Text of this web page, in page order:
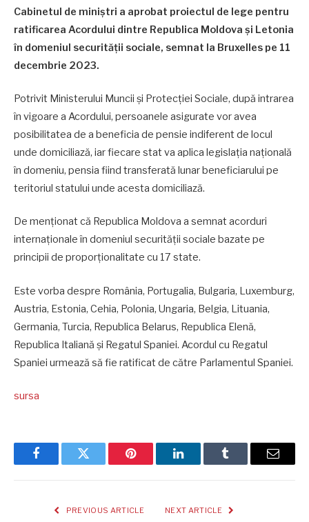
Cabinetul de miniștri a aprobat proiectul de lege pentru
ratificarea Acordului dintre Republica Moldova și Letonia
în domeniul securității sociale, semnat la Bruxelles pe 11
decembrie 2023.
Potrivit Ministerului Muncii și Protecției Sociale, după intrarea
în vigoare a Acordului, persoanele asigurate vor avea
posibilitatea de a beneficia de pensie indiferent de locul
unde domiciliază, iar fiecare stat va aplica legislația națională
în domeniu, pensia fiind transferată lunar beneficiarului pe
teritoriul statului unde acesta domiciliază.
De menționat că Republica Moldova a semnat acorduri
internaționale în domeniul securității sociale bazate pe
principii de proporționalitate cu 17 state.
Este vorba despre România, Portugalia, Bulgaria, Luxemburg,
Austria, Estonia, Cehia, Polonia, Ungaria, Belgia, Lituania,
Germania, Turcia, Republica Belarus, Republica Elenă,
Republica Italiană și Regatul Spaniei. Acordul cu Regatul
Spaniei urmează să fie ratificat de către Parlamentul Spaniei.
sursa
FacebookTwitter Pinterest LinkedInTumblr Email
PREVIOUS ARTICLE NEXT ARTICLE